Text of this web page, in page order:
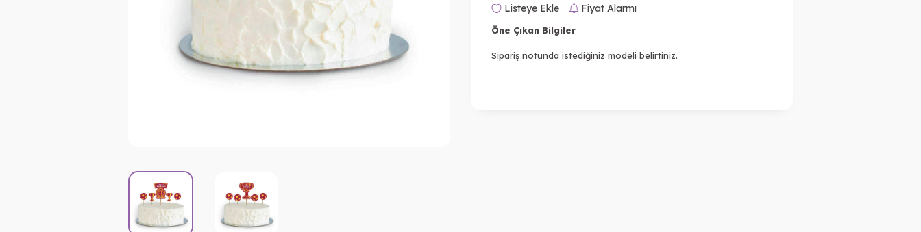
Listeye Ekle Fiyat Alarmı
Öne Çıkan Bilgiler
Sipariş notunda istediğiniz modeli belirtiniz.